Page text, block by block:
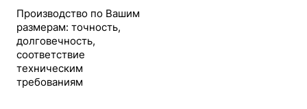
Производство по Вашим
размерам: точность,
долговечность,
соответствие
техническим
требованиям